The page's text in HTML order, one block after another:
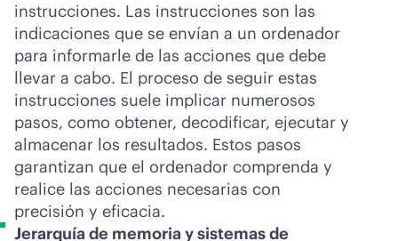
instrucciones. Las instrucciones son las
indicaciones que se envían a un ordenador
para informarle de las acciones que debe
llevar a cabo. El proceso de seguir estas
instrucciones suele implicar numerosos
pasos, como obtener, decodificar, ejecutar y
almacenar los resultados. Estos pasos
garantizan que el ordenador comprenda y
realice las acciones necesarias con
precisión y eficacia.
Jerarquía de memoria y sistemas de